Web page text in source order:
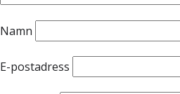
Namn
E-postadress